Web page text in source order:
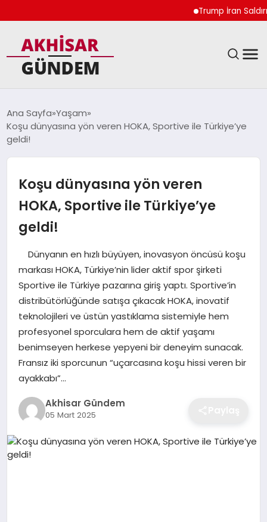
Trump İran
DÜNYA
SPOR
TEKNOLOJI
YAŞAM
Ana Sayfa Yaşam
Koşu dünyasına yön veren HOKA, Sportive ile Türkiye’ye
geldi!
Koşu dünyasına yön veren
HOKA, Sportive ile Türkiye’ye
geldi!
Dünyanın en hızlı büyüyen, inovasyon öncüsü koşu
markası HOKA, Türkiye’nin lider aktif spor şirketi
Sportive ile Türkiye pazarına giriş yaptı. Sportive’in
distribütörlüğünde satışa çıkacak HOKA, inovatif
teknolojileri ve üstün yastıklama sistemiyle hem
profesyonel sporculara hem de aktif yaşamı
benimseyen herkese yepyeni bir deneyim sunacak.
Fransız iki sporcunun “uçarcasına koşu hissi veren bir
ayakkabı”…
Akhisar Gündem
05 Mart 2025